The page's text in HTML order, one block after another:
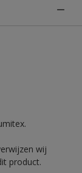
wij
product.